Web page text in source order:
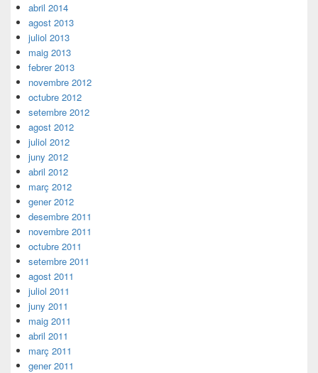
abril 2014
agost 2013
juliol 2013
maig 2013
febrer 2013
novembre 2012
octubre 2012
setembre 2012
agost 2012
juliol 2012
juny 2012
abril 2012
març 2012
gener 2012
desembre 2011
novembre 2011
octubre 2011
setembre 2011
agost 2011
juliol 2011
juny 2011
maig 2011
abril 2011
març 2011
gener 2011